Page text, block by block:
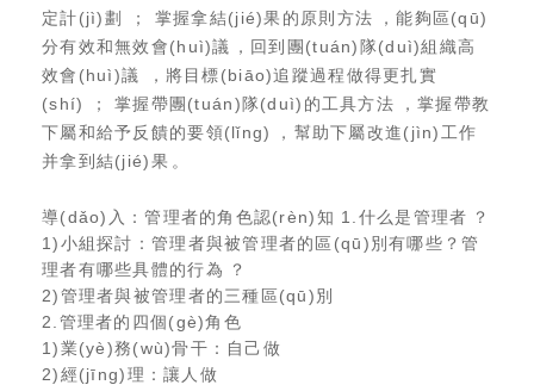
定計(jì)劃； 掌握拿結(jié)果的原則方法，能夠區(qū)
分有效和無效會(huì)議，回到團(tuán)隊(duì)組織高
效會(huì)議，將目標(biāo)追蹤過程做得更扎實
(shí)； 掌握帶團(tuán)隊(duì)的工具方法，掌握帶教
下屬和給予反饋的要領(lǐng)，幫助下屬改進(jìn)工作
并拿到結(jié)果。
導(dǎo)入：管理者的角色認(rèn)知 1.什么是管理者？
1)小組探討：管理者與被管理者的區(qū)別有哪些？管
理者有哪些具體的行為？
2)管理者與被管理者的三種區(qū)別
2.管理者的四個(gè)角色
1)業(yè)務(wù)骨干：自己做
2)經(jīng)理：讓人做